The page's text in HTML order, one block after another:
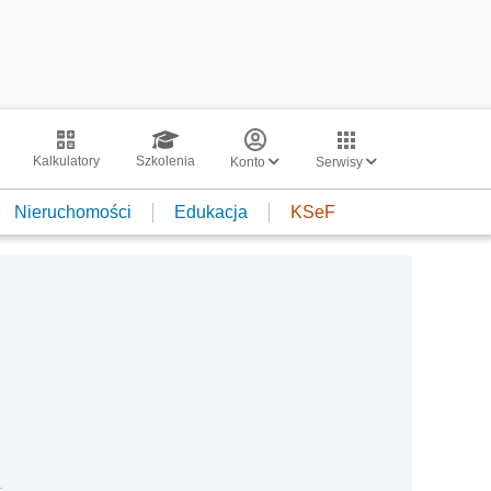
Kalkulatory Szkolenia Konto Serwisy
Nieruchomości Edukacja KSeF